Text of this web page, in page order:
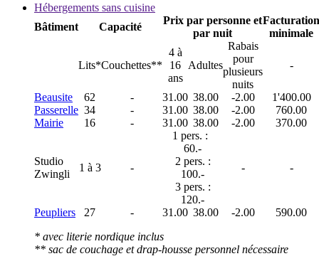
Hébergements sans cuisine
Bâtiment
Capacité
Prix par personne et
par nuit
Facturation
minimale
Lits*Couchettes**
4 à
16
ans
Adultes
Rabais
pour
plusieurs
nuits
-
Beausite 62 - 31.00 38.00 -2.00
1'400.00
Passerelle 34 - 31.00 38.00 -2.00
760.00
Mairie
16 - 31.00 38.00 -2.00 370.00
Studio
Zwingli
1 à 3 -
1 pers. :
60.-
2 pers. :
100.-
3 pers. :
120.-
- -
Peupliers 27 - 31.00 38.00 -2.00
590.00
* avec literie nordique inclus
** sac de couchage et drap-housse personnel nécessaire